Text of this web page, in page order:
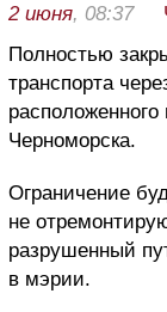
2 июня, 08:37
Полностью
транспорта
Черноморска.
Ограничение
не
разрушенный
в мэрии.